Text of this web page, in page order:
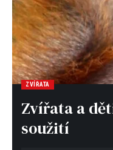
ZVÍŘATA
Zvířata a
soužití